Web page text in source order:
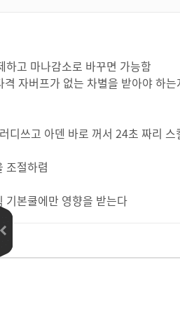
하고 마나감소로 바꾸면 가능함
격 자버프가 없는 차별을 받아야 하
디쓰고 아덴 바로 꺼서 24초 짜리
조절하렴
기본쿨에만 영향을 받는다